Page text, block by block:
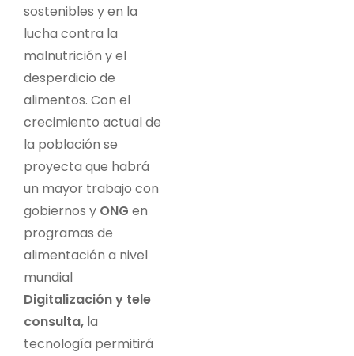
sostenibles y en la
lucha contra la
malnutrición y el
desperdicio de
alimentos. Con el
crecimiento actual de
la población se
proyecta que habrá
un mayor trabajo con
gobiernos y ONG en
programas de
alimentación a nivel
mundial
Digitalización y tele
consulta, la
tecnología permitirá